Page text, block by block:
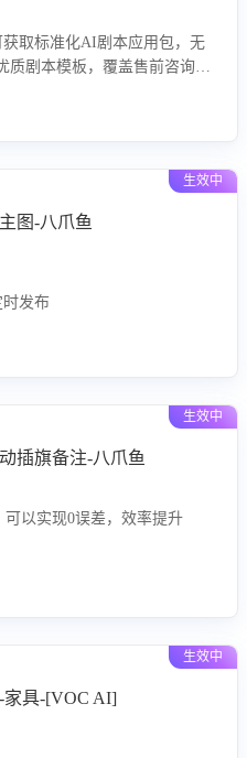
取标准化AI剧本应用包，无
质剧本模板，覆盖售前咨询、
流程，节省90%的初始化时
练
生效中
图-八爪鱼
时发布
生效中
插旗备注-八爪鱼
以实现0误差，效率提升
生效中
家具-[VOC AI]